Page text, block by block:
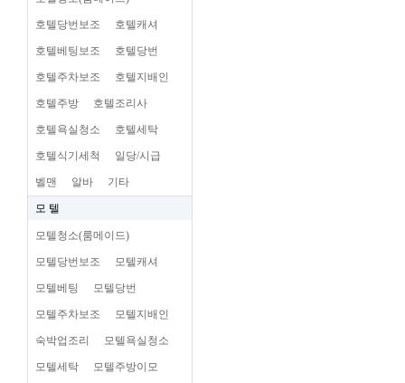
호텔당번보조 호텔캐셔
호텔베팅보조 호텔당번
호텔주차보조 호텔지배인
호텔주방 호텔조리사
호텔욕실청소 호텔세탁
호텔식기세척 일당/시급
벨맨 알바 기타
모 텔
모텔청소(룸메이드)
모텔당번보조 모텔캐셔
모텔베팅 모텔당번
모텔주차보조 모텔지배인
숙박업조리 모텔욕실청소
모텔세탁 모텔주방이모